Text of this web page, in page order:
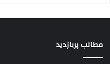
مطالب پربازدید